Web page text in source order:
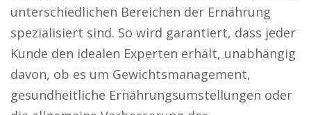
unterschiedlichen Bereichen der Ernährung
spezialisiert sind. So wird garantiert, dass jeder
Kunde den idealen Experten erhält, unabhängig
davon, ob es um Gewichtsmanagement,
gesundheitliche Ernährungsumstellungen oder